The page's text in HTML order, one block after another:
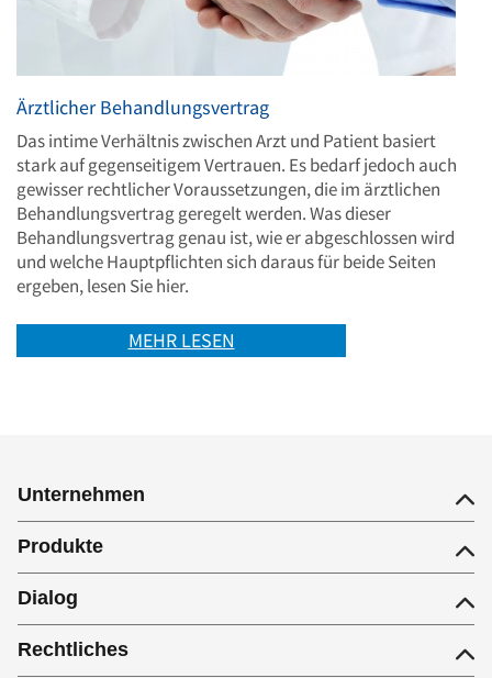
Ärztlicher Behandlungsvertrag
Das intime Verhältnis zwischen Arzt und Patient basiert
stark auf gegenseitigem Vertrauen. Es bedarf jedoch auch
gewisser rechtlicher Voraussetzungen, die im ärztlichen
Behandlungsvertrag geregelt werden. Was dieser
Behandlungsvertrag genau ist, wie er abgeschlossen wird
und welche Hauptpflichten sich daraus für beide Seiten
ergeben, lesen Sie hier.
MEHR LESEN
Unternehmen
Produkte
Dialog
Rechtliches